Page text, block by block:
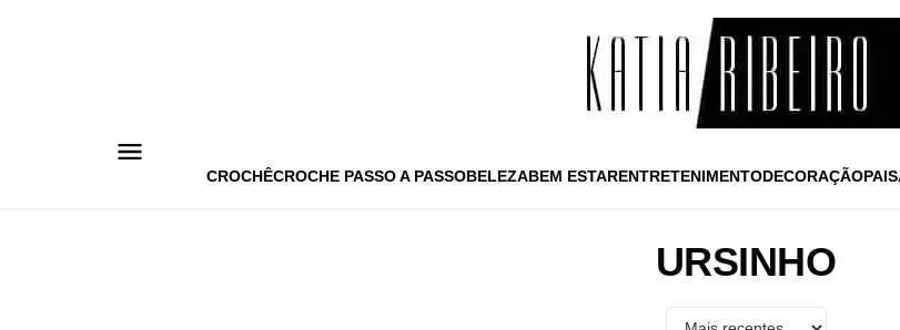
CROCHÊCROCHE PASSO A PASSOBELEZABEM ESTARENTRETENIMENTODECORAÇÃO
URSINHO